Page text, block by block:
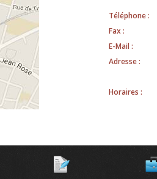
Téléphone :
Fax :
E-Mail :
Adresse :
Horaires :